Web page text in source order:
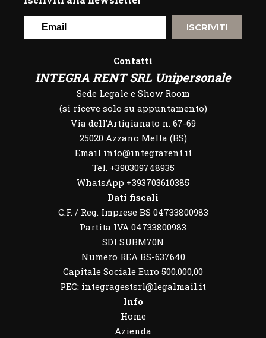
ISCRIVITI
Contatti
INTEGRA RENT SRL Unipersonale
Sede Legale e Show Room
(si riceve solo su appuntamento)
Via dell’Artigianato n. 67-69
25020 Azzano Mella (BS)
Email info@integrarent.it
Tel. +390309748935
WhatsApp +393703610385
Dati fiscali
C.F. / Reg. Imprese BS 04733800983
Partita IVA 04733800983
SDI SUBM70N
Numero REA BS-637640
Capitale Sociale Euro 500.000,00
PEC: integragestsrl@legalmail.it
Info
Home
Azienda